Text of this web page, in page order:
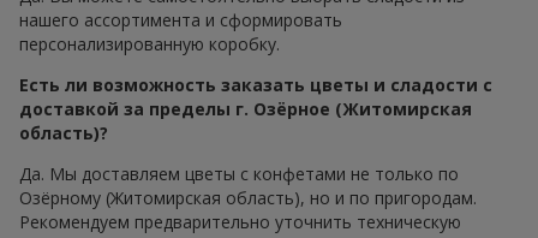
нашего ассортимента и сформировать
персонализированную коробку.
Есть ли возможность заказать цветы и сладости с
доставкой за пределы г. Озёрное (Житомирская
область)?
Да. Мы доставляем цветы с конфетами не только по
Озёрному (Житомирская область), но и по пригородам.
Рекомендуем предварительно уточнить техническую